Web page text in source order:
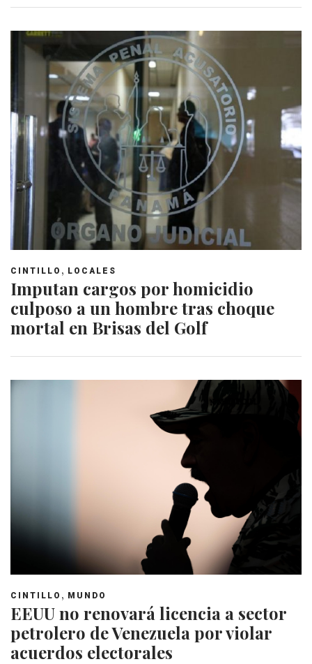
CINTILLO , LOCALES
Imputan cargos por homicidio
culposo a un hombre tras choque
mortal en Brisas del Golf
CINTILLO , MUNDO
EEUU no renovará licencia a sector
petrolero de Venezuela por violar
acuerdos electorales